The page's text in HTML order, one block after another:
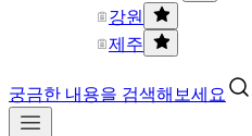
강원
제주
궁금한 내용을 검색해보세요